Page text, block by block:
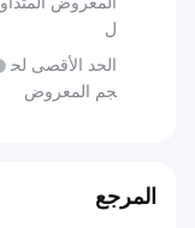
ل
الحد الأقصى لح
جم المعروض
المرجع